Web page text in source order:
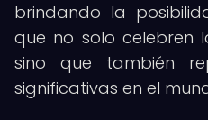
brindando la
que no solo celebren
sino que también
significativas en el